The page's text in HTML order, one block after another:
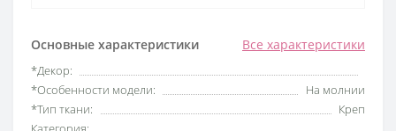
Основные характеристики Все характеристики
*Декор:
*Особенности модели:
На молнии
*Тип ткани:
Креп